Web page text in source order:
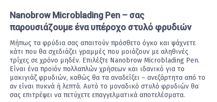
Nanobrow Microblading Pen – σας
παρουσιάζουμε ένα υπέροχο στυλό φρυδιών
Μήπως τα φρύδια σας απαιτούν πρόσθετο όγκο και ψάχνετε
κάτι που θα σχεδιάζει γραμμές που μοιάζουν με αληθινές
τρίχες σε χρόνο μηδέν. Επιλέξτε Nanobrow Microblading Pen.
Είναι ένα προϊόν πολλαπλών χρήσεων και ιδανικό για το
μακιγιάζ φρυδιών, καθώς θα τα αναδείξει – ανεξάρτητα από το
αν είναι πυκνά ή λεπτά. Αυτό το μοναδικό στυλό φρυδιών θα
σας επιτρέψει να πετύχετε επαγγελματικά αποτελέσματα.